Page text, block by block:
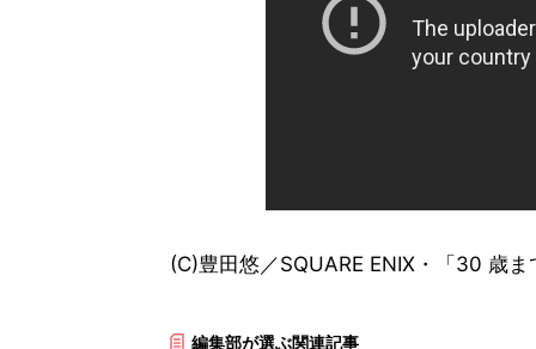
(C)豊田悠／SQUARE ENIX・「30 歳
編集部が選ぶ関連記事